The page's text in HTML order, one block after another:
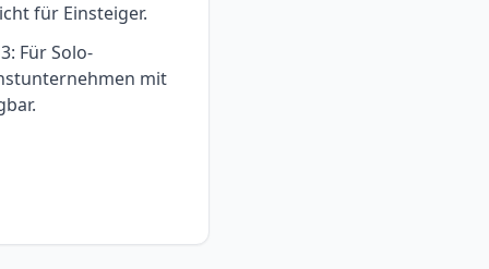
für Einsteiger.
Für Solo-
mit